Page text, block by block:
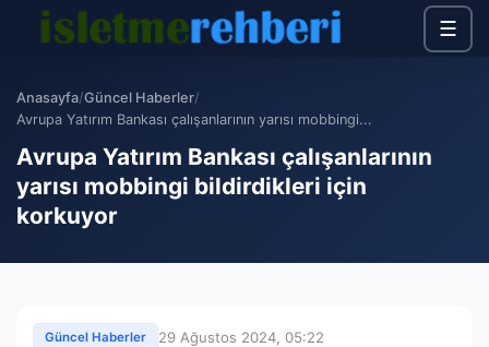
☰
Anasayfa/Güncel Haberler/
Avrupa Yatırım Bankası çalışanlarının yarısı mobbingi...
Avrupa Yatırım Bankası çalışanlarının
yarısı mobbingi bildirdikleri için
korkuyor
Güncel Haberler
29 Ağustos 2024, 05:22